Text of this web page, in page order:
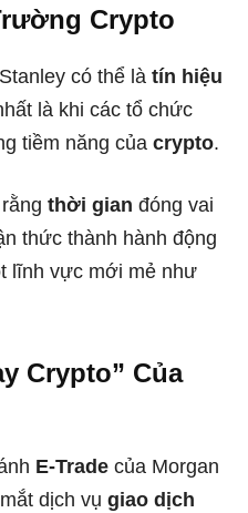
Crypto
có thể là tín hiệu
là khi các tổ chức
tiềm năng của crypto.
thời gian đóng vai
thức thành hành động
lĩnh vực mới mẻ như
Crypto” Của
E-Trade của Morgan
dịch vụ giao dịch